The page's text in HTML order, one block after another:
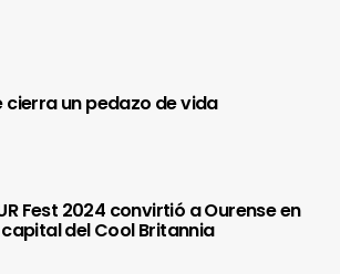
cierra un pedazo de vida
Fest 2024 convirtió a Ourense en
del Cool Britannia